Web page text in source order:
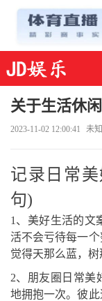
关于生活休
2023-11-02 12:00:41 未知
记录日常
句)
1、美好生活的文
活不会亏待每一
觉得天那么蓝，树
2、朋友圈日常美
地拥抱一次。彼